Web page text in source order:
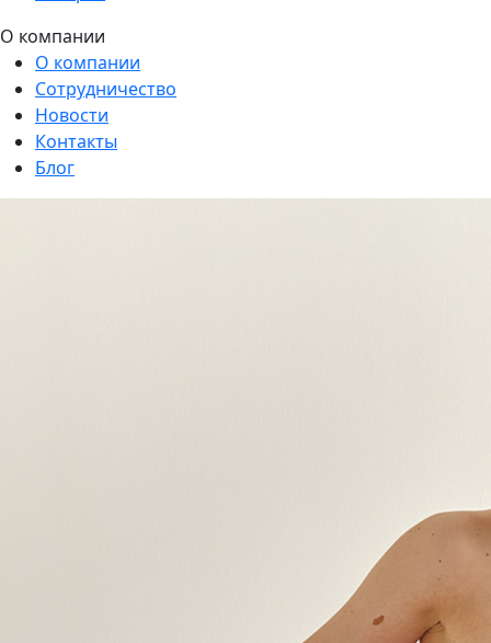
О компании
О компании
Сотрудничество
Новости
Контакты
Блог